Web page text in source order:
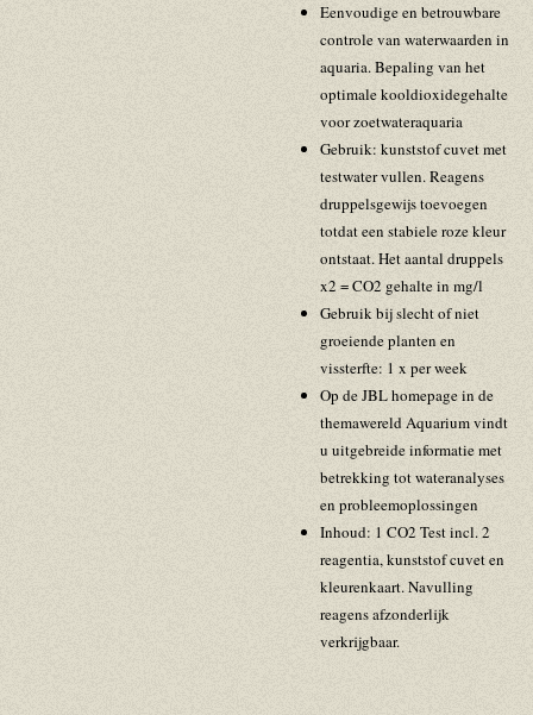
Eenvoudige en betrouwbare
controle van waterwaarden in
aquaria. Bepaling van het
optimale kooldioxidegehalte
voor zoetwateraquaria
Gebruik: kunststof cuvet met
testwater vullen. Reagens
druppelsgewijs toevoegen
totdat een stabiele roze kleur
ontstaat. Het aantal druppels
x2 = CO2 gehalte in mg/l
Gebruik bij slecht of niet
groeiende planten en
vissterfte: 1 x per week
Op de JBL homepage in de
themawereld Aquarium vindt
u uitgebreide informatie met
betrekking tot wateranalyses
en probleemoplossingen
Inhoud: 1 CO2 Test incl. 2
reagentia, kunststof cuvet en
kleurenkaart. Navulling
reagens afzonderlijk
verkrijgbaar.